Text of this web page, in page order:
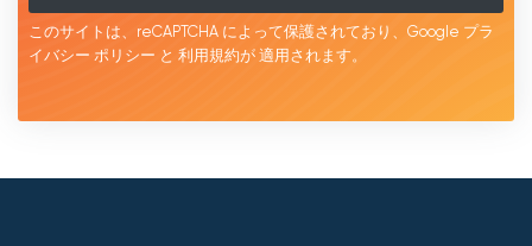
このサイトは、reCAPTCHA によって保護されており、Google プラ
イバシー ポリシー と 利用規約が 適用されます。